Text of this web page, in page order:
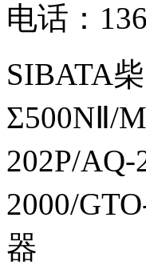
电话：
SIBATA
Σ500NⅡ/
202P/AQ-
2000/
器